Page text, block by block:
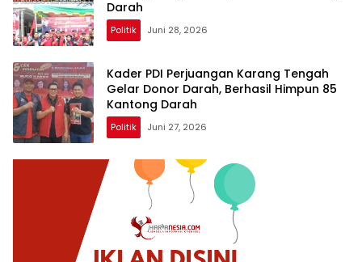
Darah
Politik Juni 28, 2026
Kader PDI Perjuangan Karang Tengah
Gelar Donor Darah, Berhasil Himpun 85
Kantong Darah
Politik Juni 27, 2026